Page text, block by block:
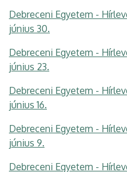
Debreceni Egyetem -
június 30.
Debreceni Egyetem -
június 23.
Debreceni Egyetem -
június 16.
Debreceni Egyetem -
június 9.
Debreceni Egyetem -